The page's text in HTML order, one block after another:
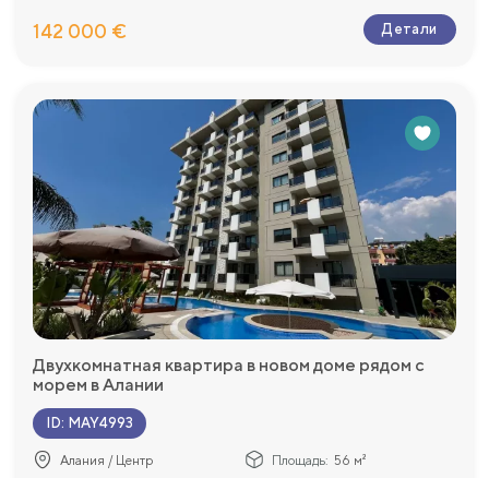
142 000 € Детали
Двухкомнатная квартира в новом доме рядом с
морем в Алании
ID: MAY4993
Алания / Центр Площадь: 56 м²